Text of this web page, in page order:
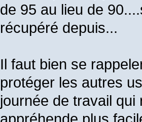
de 95 au lieu de
récupéré depuis...
Il faut bien se
protéger les autres
journée de travail